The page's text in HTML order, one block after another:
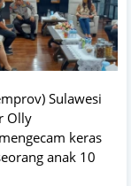
Sulawesi
Olly
keras
anak 10